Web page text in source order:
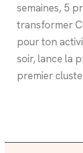
semaines, 5
transformer
pour ton
soir, lance la
premier